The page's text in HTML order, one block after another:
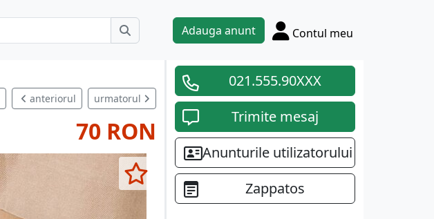
Adauga anunt Contul meu
anteriorul urmatorul
70 RON
021.555.90XXX
Trimite mesaj
Anunturile utilizatorului
Zappatos